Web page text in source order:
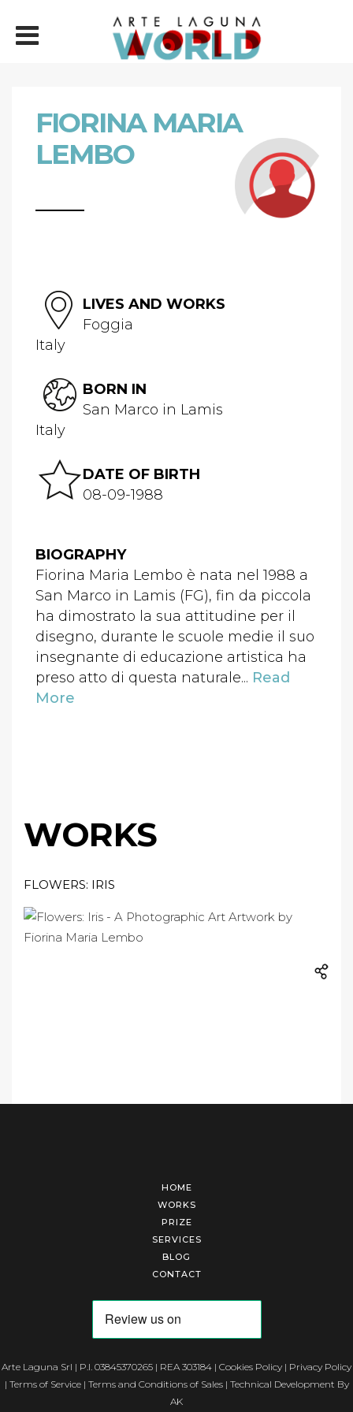
FIORINA MARIA
LEMBO
LIVES AND WORKS
Foggia
Italy
BORN IN
San Marco in Lamis
Italy
DATE OF BIRTH
08-09-1988
BIOGRAPHY
Fiorina Maria Lembo è nata nel 1988 a
San Marco in Lamis (FG), fin da piccola
ha dimostrato la sua attitudine per il
disegno, durante le scuole medie il suo
insegnante di educazione artistica ha
preso atto di questa naturale... Read
More
WORKS
FLOWERS: IRIS
HOME
WORKS
PRIZE
SERVICES
BLOG
CONTACT
Arte Laguna Srl | P.I. 03845370265 | REA 303184 | Cookies Policy | Privacy Policy
| Terms of Service| Terms and Conditions of Sales| Technical Development By
AK